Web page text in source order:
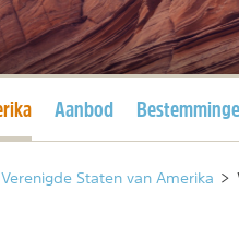
Aanbod
Verenigde Staten van Amerika >